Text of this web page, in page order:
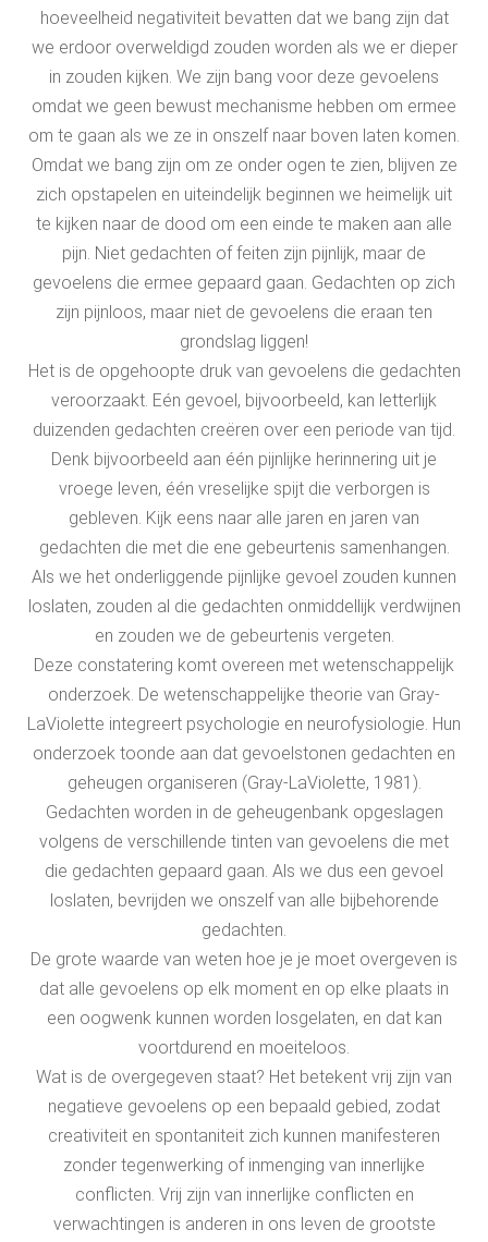
hoeveelheid negativiteit bevatten dat we bang zijn dat
we erdoor overweldigd zouden worden als we er dieper
in zouden kijken. We zijn bang voor deze gevoelens
omdat we geen bewust mechanisme hebben om ermee
om te gaan als we ze in onszelf naar boven laten komen.
Omdat we bang zijn om ze onder ogen te zien, blijven ze
zich opstapelen en uiteindelijk beginnen we heimelijk uit
te kijken naar de dood om een einde te maken aan alle
pijn. Niet gedachten of feiten zijn pijnlijk, maar de
gevoelens die ermee gepaard gaan. Gedachten op zich
zijn pijnloos, maar niet de gevoelens die eraan ten
grondslag liggen!
Het is de opgehoopte druk van gevoelens die gedachten
veroorzaakt. Eén gevoel, bijvoorbeeld, kan letterlijk
duizenden gedachten creëren over een periode van tijd.
Denk bijvoorbeeld aan één pijnlijke herinnering uit je
vroege leven, één vreselijke spijt die verborgen is
gebleven. Kijk eens naar alle jaren en jaren van
gedachten die met die ene gebeurtenis samenhangen.
Als we het onderliggende pijnlijke gevoel zouden kunnen
loslaten, zouden al die gedachten onmiddellijk verdwijnen
en zouden we de gebeurtenis vergeten.
Deze constatering komt overeen met wetenschappelijk
onderzoek. De wetenschappelijke theorie van Gray-
LaViolette integreert psychologie en neurofysiologie. Hun
onderzoek toonde aan dat gevoelstonen gedachten en
geheugen organiseren (Gray-LaViolette, 1981).
Gedachten worden in de geheugenbank opgeslagen
volgens de verschillende tinten van gevoelens die met
die gedachten gepaard gaan. Als we dus een gevoel
loslaten, bevrijden we onszelf van alle bijbehorende
gedachten.
De grote waarde van weten hoe je je moet overgeven is
dat alle gevoelens op elk moment en op elke plaats in
een oogwenk kunnen worden losgelaten, en dat kan
voortdurend en moeiteloos.
Wat is de overgegeven staat? Het betekent vrij zijn van
negatieve gevoelens op een bepaald gebied, zodat
creativiteit en spontaniteit zich kunnen manifesteren
zonder tegenwerking of inmenging van innerlijke
conflicten. Vrij zijn van innerlijke conflicten en
verwachtingen is anderen in ons leven de grootste